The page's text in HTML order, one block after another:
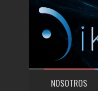
contenido
NOSOTROS